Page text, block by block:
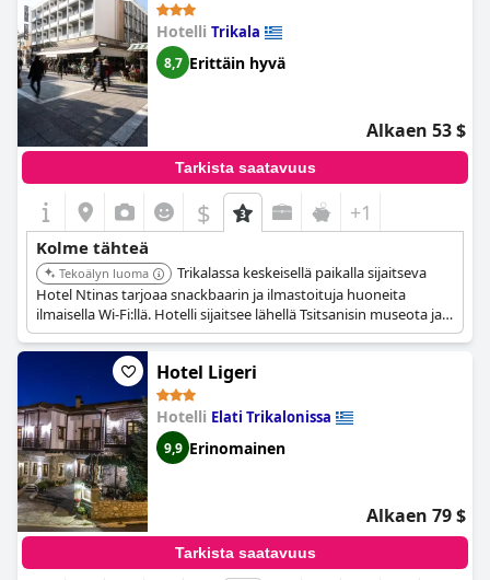
Hotelli Trikala
8,7 Erittäin hyvä
Alkaen 53 $
Tarkista saatavuus
$ +1
Kolme tähteä
Tekoälyn luoma
Trikalassa keskeisellä paikalla sijaitseva
Hotel Ntinas tarjoaa snackbaarin ja ilmastoituja huoneita
ilmaisella Wi-Fi:llä. Hotelli sijaitsee lähellä Tsitsanisin museota ja
Koursoumin moskeijaa.
Hotel Ligeri
Hotelli Elati Trikalonissa
9,9 Erinomainen
Alkaen 79 $
Tarkista saatavuus